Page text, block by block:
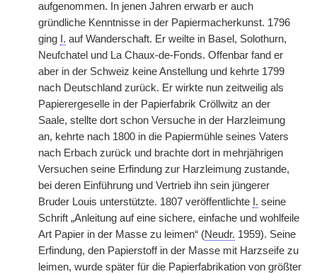
aufgenommen. In jenen Jahren erwarb er auch
gründliche Kenntnisse in der Papiermacherkunst. 1796
ging I. auf Wanderschaft. Er weilte in Basel, Solothurn,
Neufchatel und La Chaux-de-Fonds. Offenbar fand er
aber in der Schweiz keine Anstellung und kehrte 1799
nach Deutschland zurück. Er wirkte nun zeitweilig als
Papierergeselle in der Papierfabrik Cröllwitz an der
Saale, stellte dort schon Versuche in der Harzleimung
an, kehrte nach 1800 in die Papiermühle seines Vaters
nach Erbach zurück und brachte dort in mehrjährigen
Versuchen seine Erfindung zur Harzleimung zustande,
bei deren Einführung und Vertrieb ihn sein jüngerer
Bruder Louis unterstützte. 1807 veröffentlichte I. seine
Schrift „Anleitung auf eine sichere, einfache und wohlfeile
Art Papier in der Masse zu leimen“ (Neudr. 1959). Seine
Erfindung, den Papierstoff in der Masse mit Harzseife zu
leimen, wurde später für die Papierfabrikation von größter